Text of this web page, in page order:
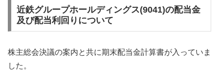
近鉄グループホールディングス(9041)の配当金
及び配当利回りについて
株主総会決議の案内と共に期末配当金計算書が入っていま
した。